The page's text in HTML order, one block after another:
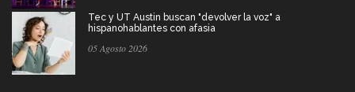
Tec y UT Austin buscan "devolver la voz" a
hispanohablantes con afasia
05 Agosto 2026